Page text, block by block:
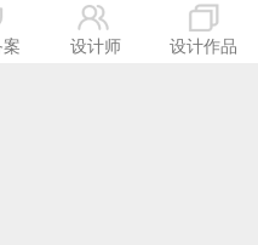
构、纪念品;
设计师 设计作品